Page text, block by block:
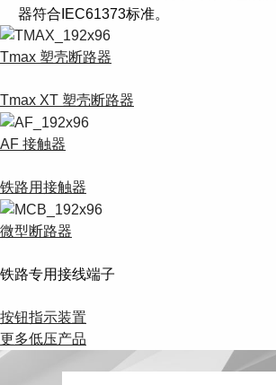
Products
See more products
Shopping list preview
器符合IEC61373标准。
Tmax 塑壳断路器
Tmax XT 塑壳断路器
AF 接触器
铁路用接触器
微型断路器
铁路专用接线端子
按钮指示装置
更多低压产品